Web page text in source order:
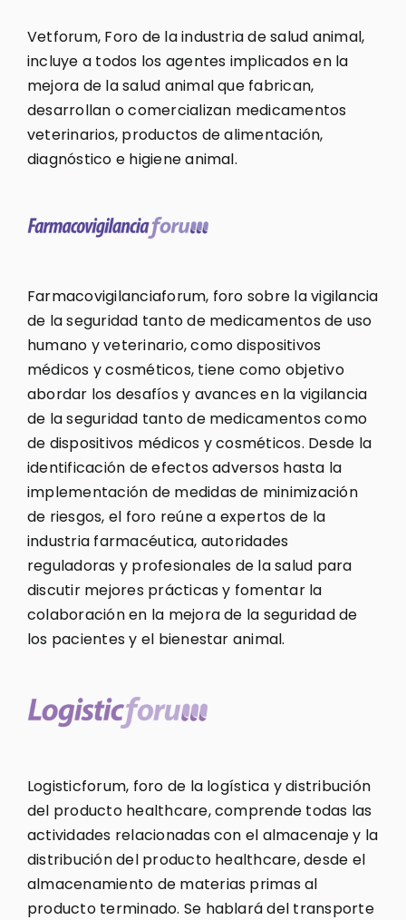
Vetforum, Foro de la industria de salud animal,
incluye a todos los agentes implicados en la
mejora de la salud animal que fabrican,
desarrollan o comercializan medicamentos
veterinarios, productos de alimentación,
diagnóstico e higiene animal.
Farmacovigilanciaforum, foro sobre la vigilancia
de la seguridad tanto de medicamentos de uso
humano y veterinario, como dispositivos
médicos y cosméticos, tiene como objetivo
abordar los desafíos y avances en la vigilancia
de la seguridad tanto de medicamentos como
de dispositivos médicos y cosméticos. Desde la
identificación de efectos adversos hasta la
implementación de medidas de minimización
de riesgos, el foro reúne a expertos de la
industria farmacéutica, autoridades
reguladoras y profesionales de la salud para
discutir mejores prácticas y fomentar la
colaboración en la mejora de la seguridad de
los pacientes y el bienestar animal.
Logisticforum, foro de la logística y distribución
del producto healthcare, comprende todas las
actividades relacionadas con el almacenaje y la
distribución del producto healthcare, desde el
almacenamiento de materias primas al
producto terminado. Se hablará del transporte